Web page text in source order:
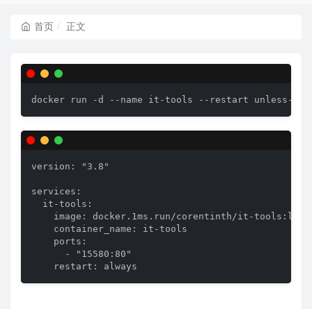
首页 正文
docker run -d --name it-tools --restart unless-
version: "3.8"
services:
  it-tools:
image: docker.1ms.run/corentinth/it-
    container_name: it-tools
    ports:
      - "15580:80"
    restart: always